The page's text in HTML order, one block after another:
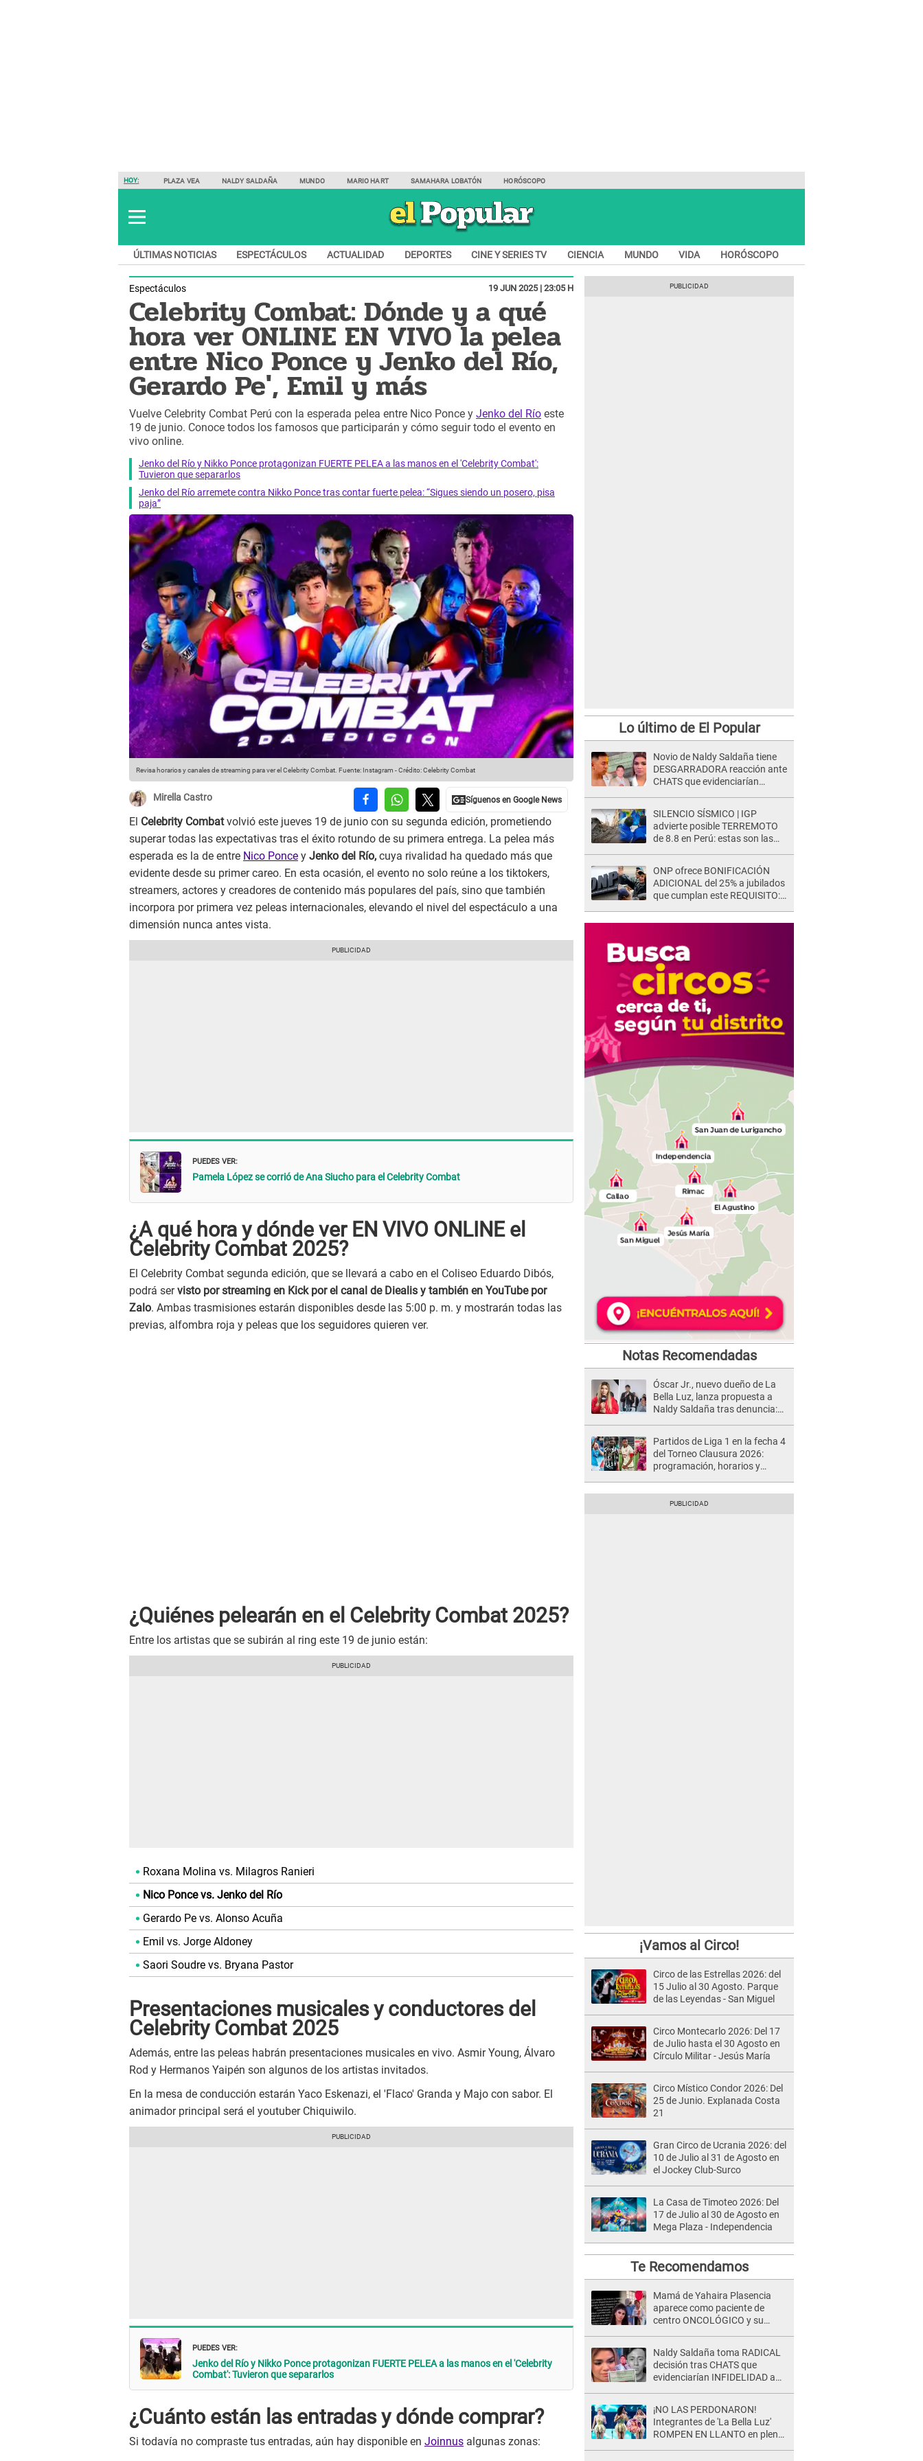
HOY: PLAZA VEA NALDY SALDAÑA MUNDO MARIO HART SAMAHARA LOBATÓN HORÓSCOPO
ÚLTIMAS NOTICIAS ESPECTÁCULOS ACTUALIDAD DEPORTES CINE Y SERIES TV CIENCIA MUNDO VIDA HORÓSCOPO
Espectáculos 19 JUN 2025 | 23:05 H
Celebrity Combat: Dónde y a qué
hora ver ONLINE EN VIVO la pelea
entre Nico Ponce y Jenko del Río,
Gerardo Pe', Emil y más
Vuelve Celebrity Combat Perú con la esperada pelea entre Nico Ponce y Jenko del Río este
19 de junio. Conoce todos los famosos que participarán y cómo seguir todo el evento en
vivo online.
Jenko del Río y Nikko Ponce protagonizan FUERTE PELEA a las manos en el 'Celebrity Combat':
Tuvieron que separarlos
Jenko del Río arremete contra Nikko Ponce tras contar fuerte pelea: “Sigues siendo un posero, pisa
paja”
Revisa horarios y canales de streaming para ver el Celebrity Combat. Fuente: Instagram -Crédito: Celebrity Combat
Mirella Castro
El Celebrity Combatvolvió este jueves 19 de junio con su segunda edición, prometiendo
superar todas las expectativas tras el éxito rotundo de su primera entrega. La pelea más
esperada es la de entre Nico Ponce y Jenko del Río, cuya rivalidad ha quedado más que
evidente desde su primer careo. En esta ocasión, el evento no solo reúne a los tiktokers,
streamers, actores y creadores de contenido más populares del país, sino que también
incorpora por primera vez peleas internacionales, elevando el nivel del espectáculo a una
dimensión nunca antes vista.
PUEDES VER:
Pamela López se corrió de Ana Siucho para el Celebrity Combat
¿A qué hora y dónde ver EN VIVO ONLINE el
Celebrity Combat 2025?
El Celebrity Combat segunda edición, que se llevará a cabo en el Coliseo Eduardo Dibós,
podrá servisto por streaming en Kick por el canal de Diealis y también en YouTube por
Zalo. Ambas trasmisiones estarán disponibles desde las 5:00 p. m. y mostrarán todas las
previas, alfombra roja y peleas que los seguidores quieren ver.
¿Quiénes pelearán en el Celebrity Combat 2025?
Entre los artistas que se subirán al ring este 19 de junio están:
Roxana Molina vs. Milagros Ranieri
Nico Ponce vs. Jenko del Río
Gerardo Pe vs. Alonso Acuña
Emil vs. Jorge Aldoney
Saori Soudre vs. Bryana Pastor
Presentaciones musicales y conductores del
Celebrity Combat 2025
Además, entre las peleas habrán presentaciones musicales en vivo. Asmir Young, Álvaro
Rod y Hermanos Yaipén son algunos de los artistas invitados.
En la mesa de conducción estarán Yaco Eskenazi, el 'Flaco' Granda y Majo con sabor. El
animador principal será el youtuber Chiquiwilo.
PUEDES VER:
Jenko del Río y Nikko Ponce protagonizan FUERTE PELEA a las manos en el 'Celebrity
Combat': Tuvieron que separarlos
¿Cuánto están las entradas y dónde comprar?
Si todavía no compraste tus entradas, aún hay disponible en Joinnus algunas zonas:
Lo último de El Popular
Novio de Naldy Saldaña tiene
DESGARRADORA reacción ante
CHATS que evidenciarían
'La Bella Luz': "Se puso..."
SILENCIO SÍSMICO | IGP
advierte posible TERREMOTO
de 8.8 en Perú: estas son las
ONP ofrece BONIFICACIÓN
ADICIONAL del 25% a jubilados
que cumplan este REQUISITO:
Notas Recomendadas
Óscar Jr., nuevo dueño de La
Bella Luz, lanza propuesta a
Naldy Saldaña tras denuncia:
Partidos de Liga 1 en la fecha 4
del Torneo Clausura 2026:
programación, horarios y
¡Vamos al Circo!
Circo de las Estrellas 2026: del
15 Julio al 30 Agosto. Parque
de las Leyendas - San Miguel
Circo Montecarlo 2026: Del 17
de Julio hasta el 30 Agosto en
Círculo Militar - Jesús María
Circo Místico Condor 2026: Del
25 de Junio. Explanada Costa
21
Gran Circo de Ucrania 2026: del
10 de Julio al 31 de Agosto en
el Jockey Club-Surco
La Casa de Timoteo 2026: Del
17 de Julio al 30 de Agosto en
Mega Plaza - Independencia
Te Recomendamos
Mamá de Yahaira Plasencia
aparece como paciente de
centro ONCOLÓGICO y su
Naldy Saldaña toma RADICAL
decisión tras CHATS que
evidenciarían INFIDELIDAD a
¡NO LAS PERDONARON!
Integrantes de 'La Bella Luz'
ROMPEN EN LLANTO en pleno